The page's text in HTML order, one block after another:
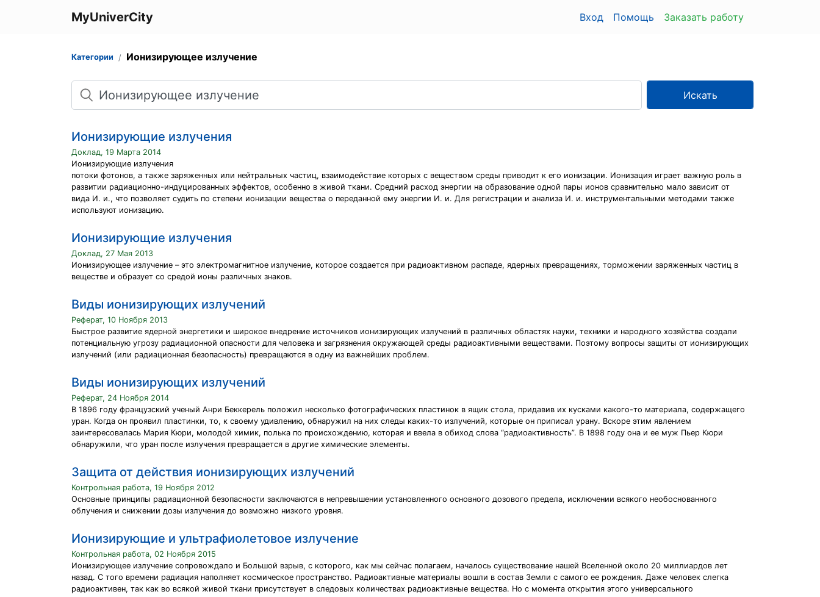
MyUniverCity Вход Помощь Заказать работу
Категории Ионизирующее излучение
Поиск
Искать
Ионизирующие излучения
Доклад, 19 Марта 2014
Ионизирующие излучения
потоки фотонов, а также заряженных или нейтральных частиц, взаимодействие которых с веществом среды приводит к его ионизации. Ионизация играет важную роль в
развитии радиационно-индуцированных эффектов, особенно в живой ткани. Средний расход энергии на образование одной пары ионов сравнительно мало зависит от
вида И. и., что позволяет судить по степени ионизации вещества о переданной ему энергии И. и. Для регистрации и анализа И. и. инструментальными методами также
используют ионизацию.
Ионизирующие излучения
Доклад, 27 Мая 2013
Ионизирующее излучение – это электромагнитное излучение, которое создается при радиоактивном распаде, ядерных превращениях, торможении заряженных частиц в
веществе и образует со средой ионы различных знаков.
Виды ионизирующих излучений
Реферат, 10 Ноября 2013
Быстрое развитие ядерной энергетики и широкое внедрение источников ионизирующих излучений в различных областях науки, техники и народного хозяйства создали
потенциальную угрозу радиационной опасности для человека и загрязнения окружающей среды радиоактивными веществами. Поэтому вопросы защиты от ионизирующих
излучений (или радиационная безопасность) превращаются в одну из важнейших проблем.
Виды ионизирующих излучений
Реферат, 24 Ноября 2014
В 1896 году французский ученый Анри Беккерель положил несколько фотографических пластинок в ящик стола, придавив их кусками какого-то материала, содержащего
уран. Когда он проявил пластинки, то, к своему удивлению, обнаружил на них следы каких-то излучений, которые он приписал урану. Вскоре этим явлением
заинтересовалась Мария Кюри, молодой химик, полька по происхождению, которая и ввела в обиход слова “радиоактивность”. В 1898 году она и ее муж Пьер Кюри
обнаружили, что уран после излучения превращается в другие химические элементы.
Защита от действия ионизирующих излучений
Контрольная работа, 19 Ноября 2012
Основные принципы радиационной безопасности заключаются в непревышении установленного основного дозового предела, исключении всякого необоснованного
облучения и снижении дозы излучения до возможно низкого уровня.
Ионизирующие и ультрафиолетовое излучение
Контрольная работа, 02 Ноября 2015
Ионизирующее излучение сопровождало и Большой взрыв, с которого, как мы сейчас полагаем, началось существование нашей Вселенной около 20 миллиардов лет
назад. С того времени радиация наполняет космическое пространство. Радиоактивные материалы вошли в состав Земли с самого ее рождения. Даже человек слегка
радиоактивен, так как во всякой живой ткани присутствует в следовых количествах радиоактивные вещества. Но с момента открытия этого универсального